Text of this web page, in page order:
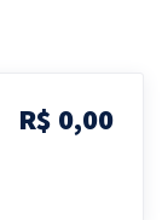
R$ 0,00